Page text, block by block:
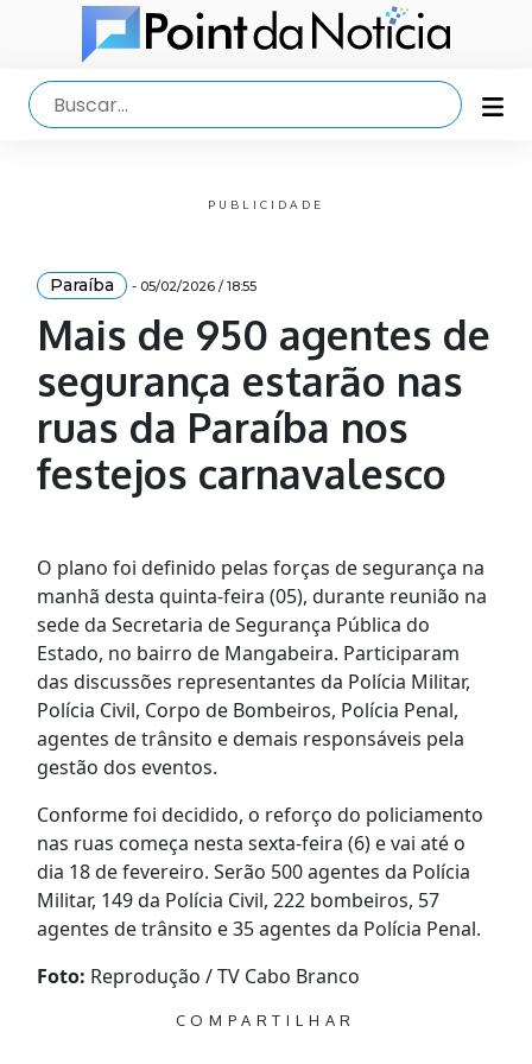
PUBLICIDADE
Paraíba - 05/02/2026 / 18:55
Mais de 950 agentes de
segurança estarão nas
ruas da Paraíba nos
festejos carnavalesco
O plano foi definido pelas forças de segurança na
manhã desta quinta-feira (05), durante reunião na
sede da Secretaria de Segurança Pública do
Estado, no bairro de Mangabeira. Participaram
das discussões representantes da Polícia Militar,
Polícia Civil, Corpo de Bombeiros, Polícia Penal,
agentes de trânsito e demais responsáveis pela
gestão dos eventos.
Conforme foi decidido, o reforço do policiamento
nas ruas começa nesta sexta-feira (6) e vai até o
dia 18 de fevereiro. Serão 500 agentes da Polícia
Militar, 149 da Polícia Civil, 222 bombeiros, 57
agentes de trânsito e 35 agentes da Polícia Penal.
Foto: Reprodução / TV Cabo Branco
COMPARTILHAR